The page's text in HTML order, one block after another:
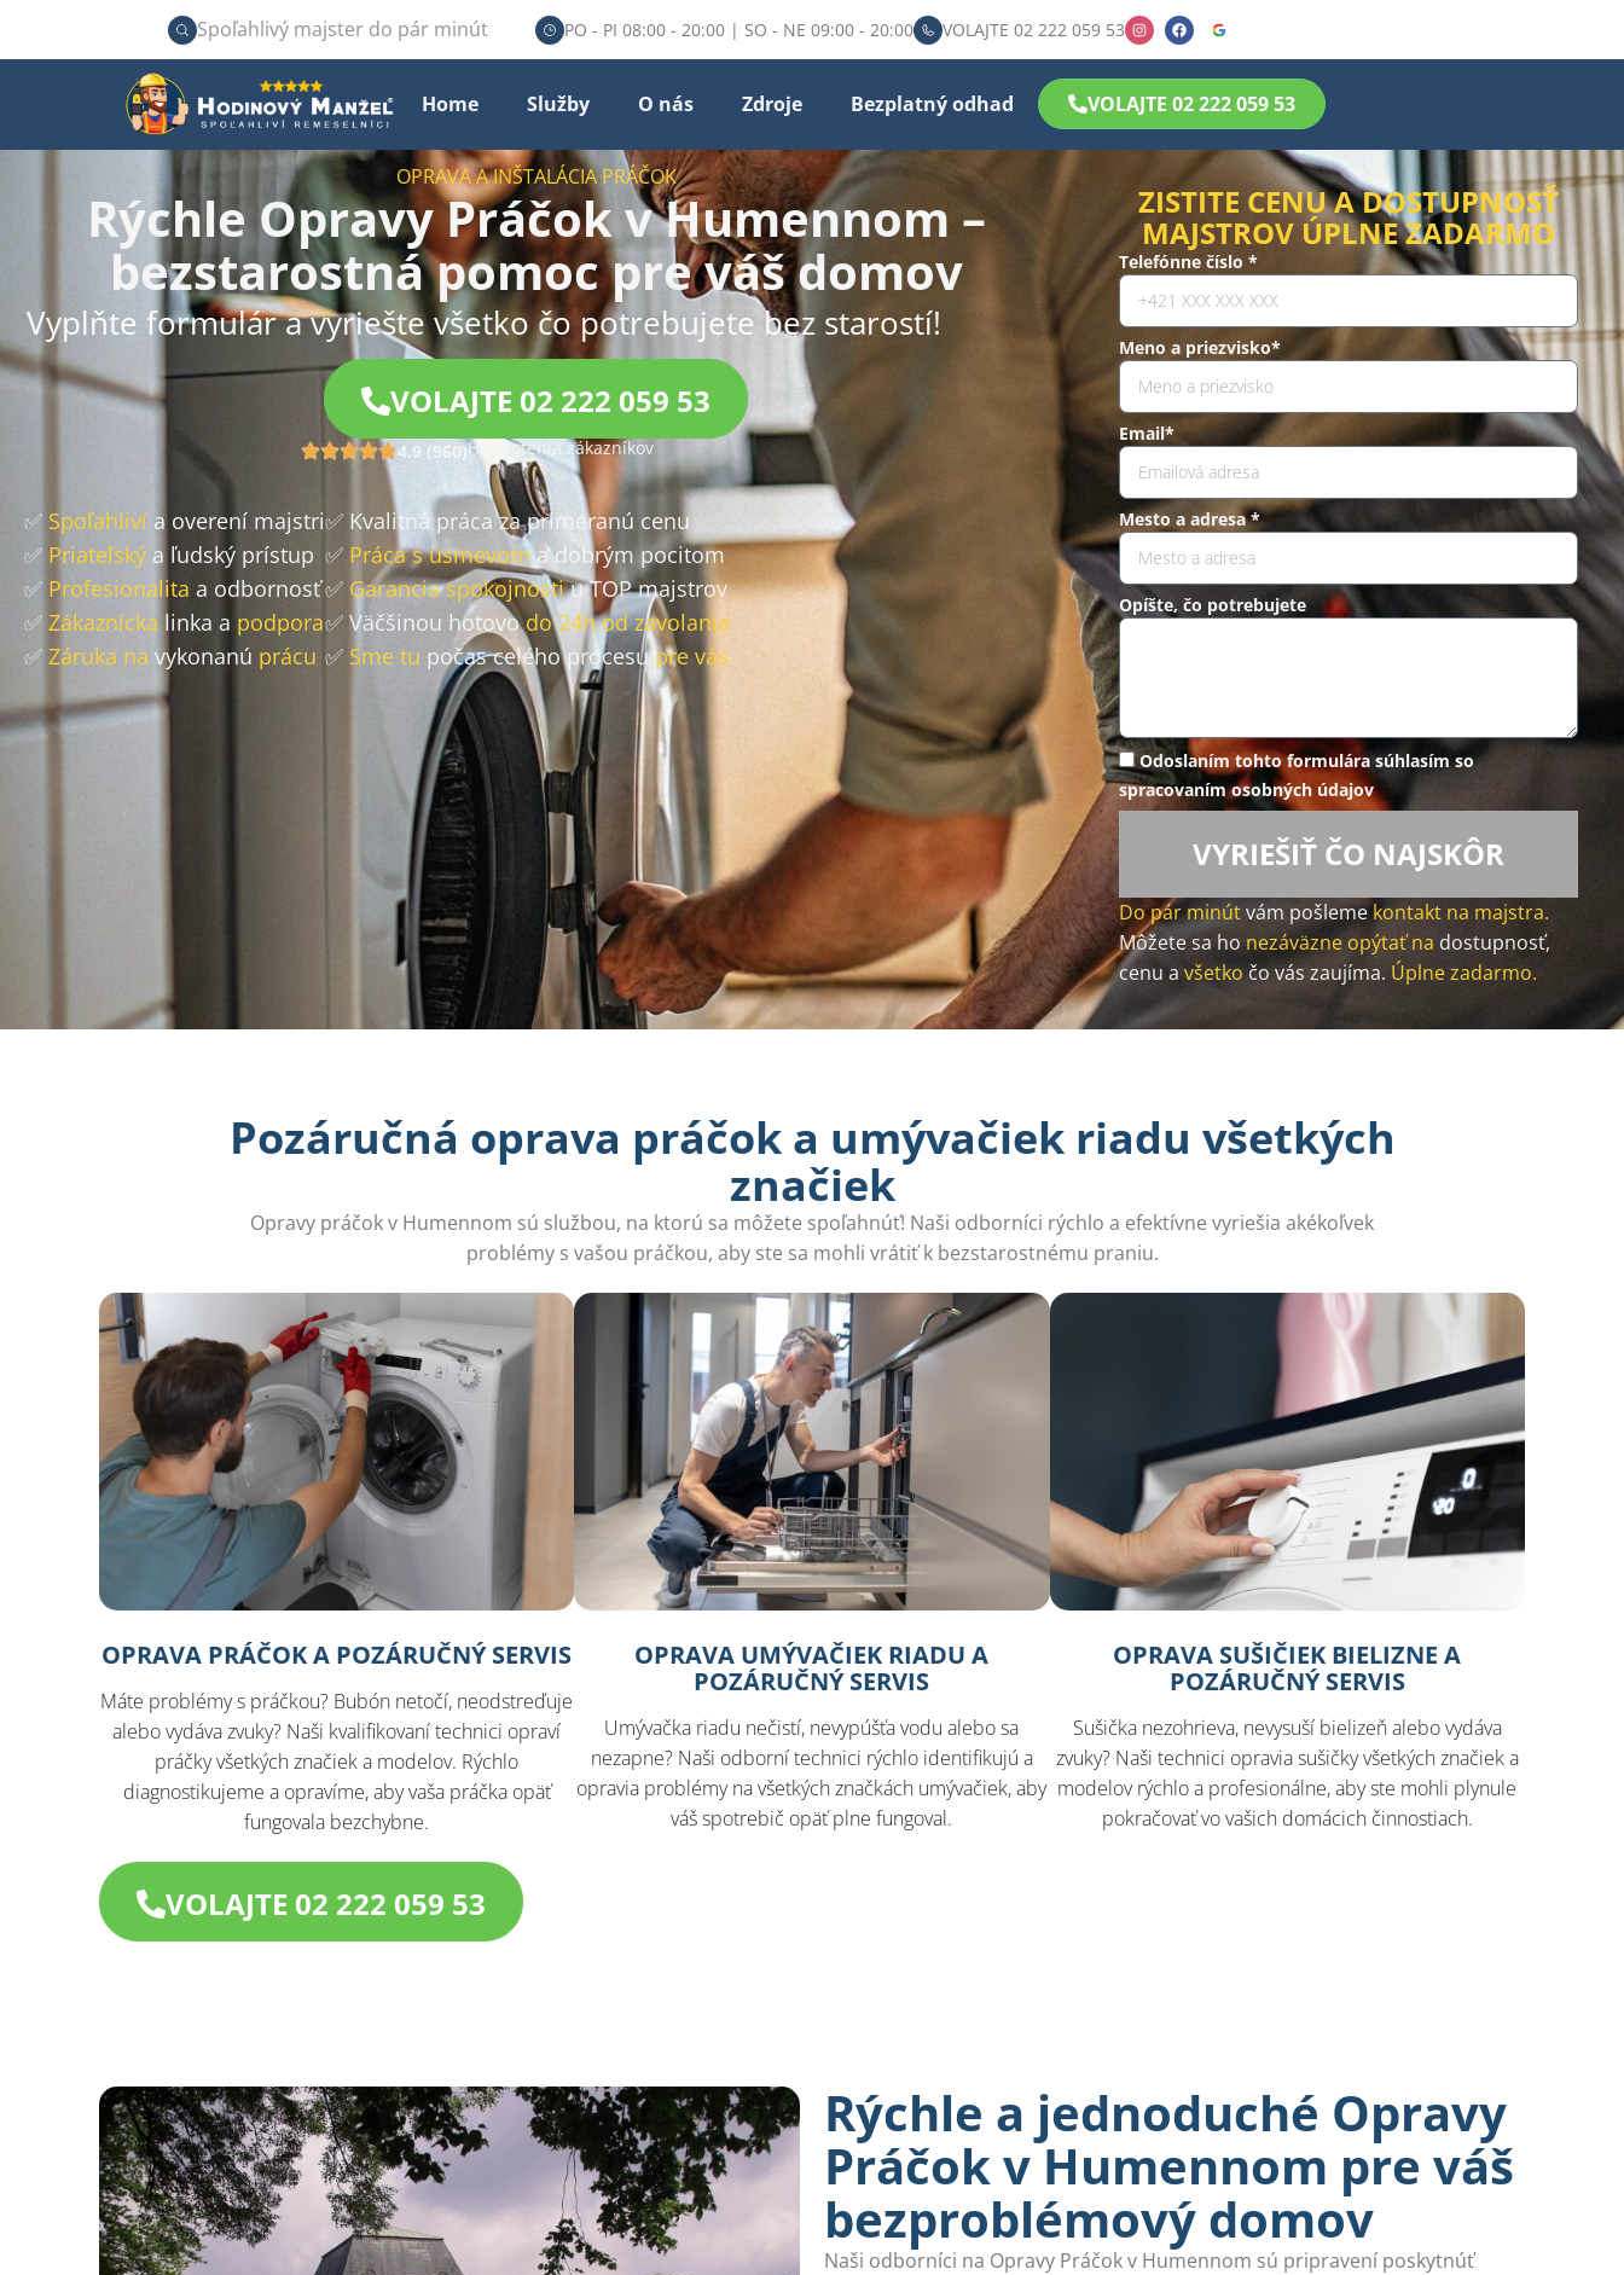
Spoľahlivý majster do pár minút PO - PI 08:00 - 20:00 | SO - NE 09:00 - 20:00 VOLAJTE 02 222 059 53
Home Služby O nás Zdroje Bezplatný odhad VOLAJTE 02 222 059 53
OPRAVA A INŠTALÁCIA PRÁČOK
Rýchle Opravy Práčok v Humennom –
bezstarostná pomoc pre váš domov
Vyplňte formulár a vyriešte všetko čo potrebujete bez starostí!
VOLAJTE 02 222 059 53
4.9 (960)Hodnotenia zákazníkov
✅ Spoľahliví a overení majstri
✅ Priateľský a ľudský prístup
✅ Profesionalita a odbornosť
✅ Zákaznícka linka a podpora
✅ Záruka na vykonanú prácu
✅ Kvalitná práca za primeranú cenu
✅ Práca s úsmevoma dobrým pocitom
✅ Garancia spokojnostiu TOP majstrov
✅ Väčšinou hotovodo 24h od zavolania
✅ Sme tu počas celého procesupre vás
ZISTITE CENU A DOSTUPNOSŤ
MAJSTROV ÚPLNE ZADARMO
Telefónne číslo *
Meno a priezvisko*
Email*
Mesto a adresa *
Opíšte, čo potrebujete
Odoslaním tohto formulára súhlasím so
spracovaním osobných údajov
VYRIEŠIŤ ČO NAJSKÔR
Do pár minútvám pošlemekontakt na majstra.
Môžete sa ho nezáväzne opýtať na dostupnosť,
cenu a všetkočo vás zaujíma. Úplne zadarmo.
Pozáručná oprava práčok a umývačiek riadu všetkých
značiek
Opravy práčok v Humennom sú službou, na ktorú sa môžete spoľahnúť! Naši odborníci rýchlo a efektívne vyriešia akékoľvek
problémy s vašou práčkou, aby ste sa mohli vrátiť k bezstarostnému praniu.
OPRAVA PRÁČOK A POZÁRUČNÝ SERVIS
Máte problémy s práčkou? Bubón netočí, neodstreďuje
alebo vydáva zvuky? Naši kvalifikovaní technici opraví
práčky všetkých značiek a modelov. Rýchlo
diagnostikujeme a opravíme, aby vaša práčka opäť
fungovala bezchybne.
OPRAVA UMÝVAČIEK RIADU A
POZÁRUČNÝ SERVIS
Umývačka riadu nečistí, nevypúšťa vodu alebo sa
nezapne? Naši odborní technici rýchlo identifikujú a
opravia problémy na všetkých značkách umývačiek, aby
váš spotrebič opäť plne fungoval.
OPRAVA SUŠIČIEK BIELIZNE A
POZÁRUČNÝ SERVIS
Sušička nezohrieva, nevysuší bielizeň alebo vydáva
zvuky? Naši technici opravia sušičky všetkých značiek a
modelov rýchlo a profesionálne, aby ste mohli plynule
pokračovať vo vašich domácich činnostiach.
VOLAJTE 02 222 059 53
Rýchle a jednoduché Opravy
Práčok v Humennom pre váš
bezproblémový domov
Naši odborníci na Opravy Práčok v Humennom sú pripravení poskytnúť